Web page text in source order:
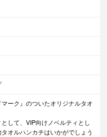
マーク』のついたオリジナルタオ
して、VIP向けノベルティとし
オルハンカチはいかがでしょう